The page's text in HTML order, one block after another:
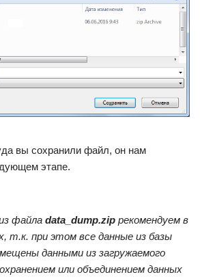
вы сохранили файл, он нам
этапе.
файла data_dump.zip рекомендуем в
т.к. при этом все данные из базы
данными из загружаемого
или объединением данных